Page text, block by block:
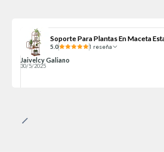
Soporte Para Plantas En Maceta
5.0 1 reseña
Jaivelcy Galiano
30/5/2025